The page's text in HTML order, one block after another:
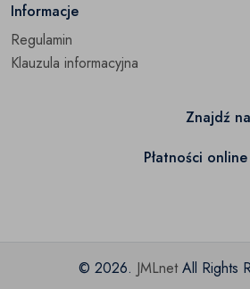
Informacje
Regulamin
Klauzula informacyjna
Znajdź
Płatności
© 2026. JMLnetAll Rights